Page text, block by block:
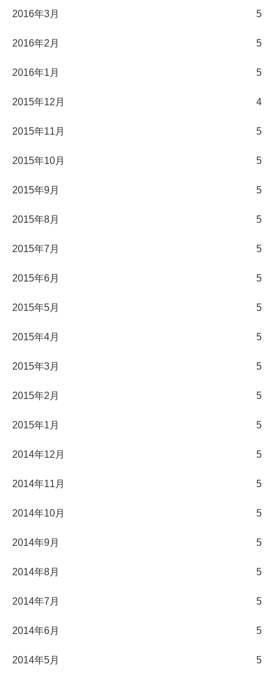
2016年3月 5
2016年2月 5
2016年1月 5
2015年12月 4
2015年11月 5
2015年10月 5
2015年9月 5
2015年8月 5
2015年7月 5
2015年6月 5
2015年5月 5
2015年4月 5
2015年3月 5
2015年2月 5
2015年1月 5
2014年12月 5
2014年11月 5
2014年10月 5
2014年9月 5
2014年8月 5
2014年7月 5
2014年6月 5
2014年5月 5